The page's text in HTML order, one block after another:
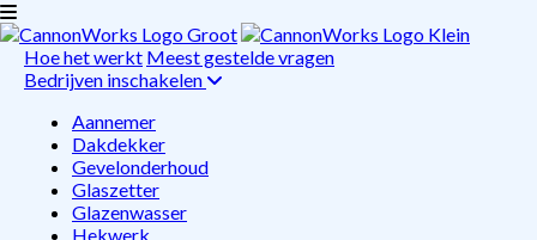
Hoe het werkt Meest gestelde vragen
Bedrijven inschakelen
Aannemer
Dakdekker
Gevelonderhoud
Glaszetter
Glazenwasser
Hekwerk